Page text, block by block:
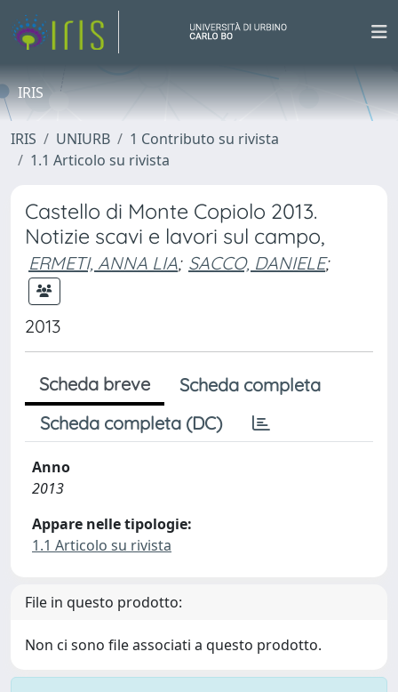
IRIS
IRIS UNIURB
1 Contributo su rivista
1.1 Articolo su rivista
Castello di Monte Copiolo 2013.
Notizie scavi e lavori sul campo,
ERMETI, ANNA LIA; SACCO, DANIELE;
2013
Scheda breve
Scheda completa
Scheda completa (DC)
Anno
2013
Appare nelle tipologie:
1.1 Articolo su rivista
File in questo prodotto:
Non ci sono file associati a questo prodotto.